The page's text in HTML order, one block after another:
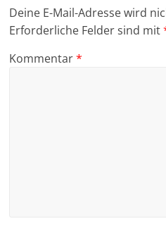
Deine E-Mail-Adresse wird
Erforderliche Felder sind mit
Kommentar*